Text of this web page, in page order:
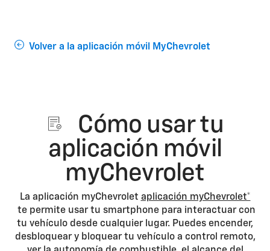
Volver a la aplicación móvil MyChevrolet
Cómo usar tu
aplicación móvil
myChevrolet
La aplicación myChevrolet aplicación myChevrolet*
te permite usar tu smartphone para interactuar con
tu vehículo desde cualquier lugar. Puedes encender,
desbloquear y bloquear tu vehículo a control remoto,